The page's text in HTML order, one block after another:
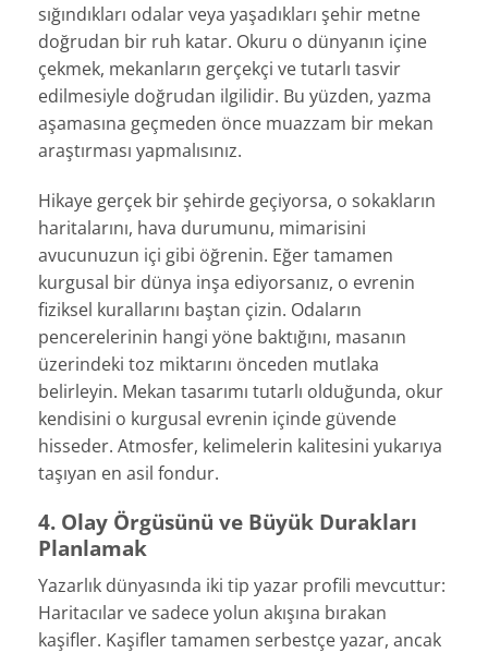
sığındıkları odalar veya yaşadıkları şehir metne
doğrudan bir ruh katar. Okuru o dünyanın içine
çekmek, mekanların gerçekçi ve tutarlı tasvir
edilmesiyle doğrudan ilgilidir. Bu yüzden, yazma
aşamasına geçmeden önce muazzam bir mekan
araştırması yapmalısınız.
Hikaye gerçek bir şehirde geçiyorsa, o sokakların
haritalarını, hava durumunu, mimarisini
avucunuzun içi gibi öğrenin. Eğer tamamen
kurgusal bir dünya inşa ediyorsanız, o evrenin
fiziksel kurallarını baştan çizin. Odaların
pencerelerinin hangi yöne baktığını, masanın
üzerindeki toz miktarını önceden mutlaka
belirleyin. Mekan tasarımı tutarlı olduğunda, okur
kendisini o kurgusal evrenin içinde güvende
hisseder. Atmosfer, kelimelerin kalitesini yukarıya
taşıyan en asil fondur.
4. Olay Örgüsünü ve Büyük Durakları
Planlamak
Yazarlık dünyasında iki tip yazar profili mevcuttur:
Haritacılar ve sadece yolun akışına bırakan
kaşifler. Kaşifler tamamen serbestçe yazar, ancak